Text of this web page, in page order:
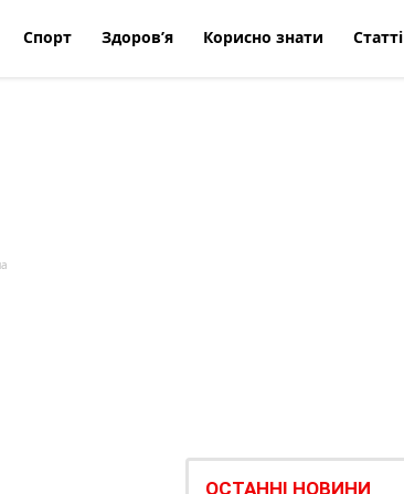
Спорт Здоров’я Корисно знати Статті
ОСТАННІ НОВИНИ